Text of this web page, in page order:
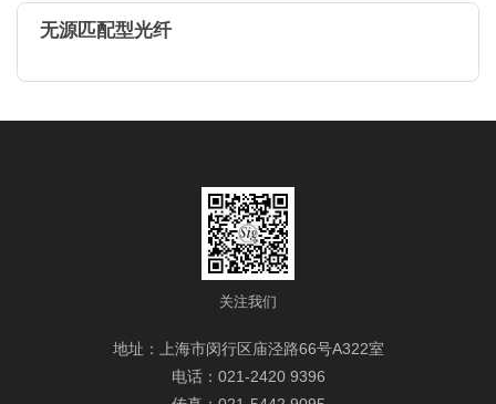
无源匹配型光纤
关注我们
地址：上海市闵行区庙泾路66号A322室
电话：021-2420 9396